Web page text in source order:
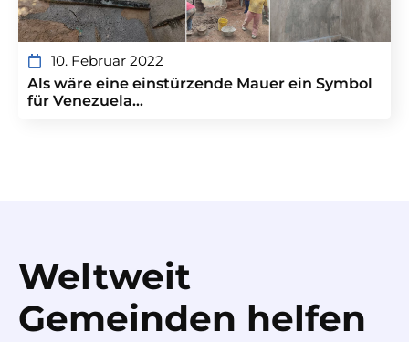
10. Februar 2022
Als wäre eine einstürzende Mauer ein Symbol
für Venezuela…
Weltweit
Gemeinden helfen